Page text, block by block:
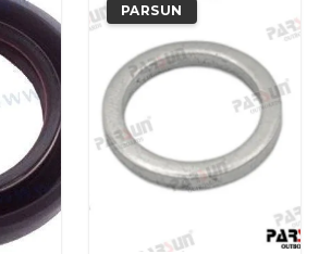
PARSUN